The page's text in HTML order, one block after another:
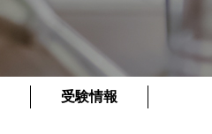
受験情報